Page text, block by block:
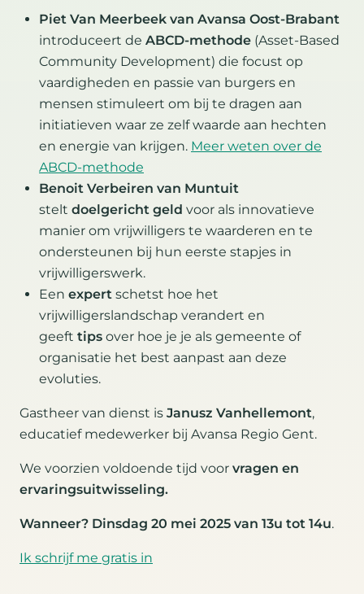
Piet Van Meerbeek van Avansa Oost-Brabant
introduceert de ABCD-methode (Asset-Based
Community Development) die focust op
vaardigheden en passie van burgers en
mensen stimuleert om bij te dragen aan
initiatieven waar ze zelf waarde aan hechten
en energie van krijgen. Meer weten over de
ABCD-methode
Benoit Verbeiren van Muntuit
stelt doelgericht geld voor als innovatieve
manier om vrijwilligers te waarderen en te
ondersteunen bij hun eerste stapjes in
vrijwilligerswerk.
Een expert schetst hoe het
vrijwilligerslandschap verandert en
geeft tips over hoe je je als gemeente of
organisatie het best aanpast aan deze
evoluties.
Gastheer van dienst is Janusz Vanhellemont,
educatief medewerker bij Avansa Regio Gent.
We voorzien voldoende tijd voor vragen en
ervaringsuitwisseling.
Wanneer? Dinsdag 20 mei 2025 van 13u tot 14u.
Ik schrijf me gratis in